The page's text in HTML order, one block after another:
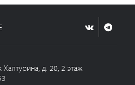
Халтурина, д. 20, 2 этаж